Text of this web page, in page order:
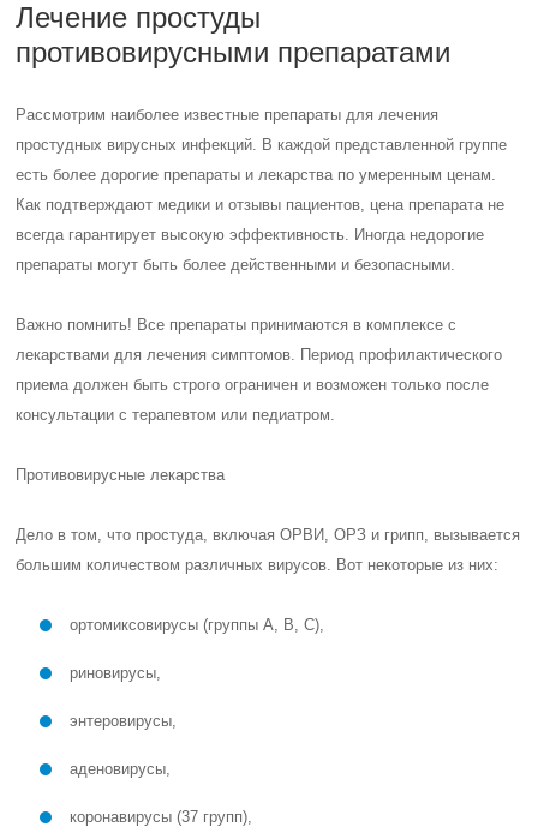
Лечение простуды
противовирусными препаратами
Рассмотрим наиболее известные препараты для лечения
простудных вирусных инфекций. В каждой представленной группе
есть более дорогие препараты и лекарства по умеренным ценам.
Как подтверждают медики и отзывы пациентов, цена препарата не
всегда гарантирует высокую эффективность. Иногда недорогие
препараты могут быть более действенными и безопасными.
Важно помнить! Все препараты принимаются в комплексе с
лекарствами для лечения симптомов. Период профилактического
приема должен быть строго ограничен и возможен только после
консультации с терапевтом или педиатром.
Противовирусные лекарства
Дело в том, что простуда, включая ОРВИ, ОРЗ и грипп, вызывается
большим количеством различных вирусов. Вот некоторые из них:
ортомиксовирусы (группы А, В, С),
риновирусы,
энтеровирусы,
аденовирусы,
коронавирусы (37 групп),